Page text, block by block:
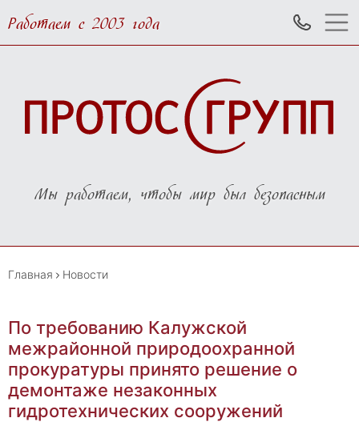
Работаем с 2003 года
Мы работаем, чтобы мир был безопасным
Главная Новости
По требованию Калужской
межрайонной природоохранной
прокуратуры принято решение о
демонтаже незаконных
гидротехнических сооружений